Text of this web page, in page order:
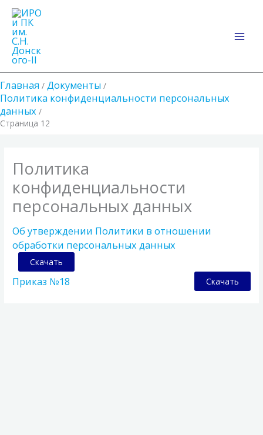
Перейти
содержимому
Главная Документы
Политика конфиденциальности персональных
данных
Страница 12
Политика
конфиденциальности
персональных данных
Об утверждении Политики в отношении
обработки персональных данных
Скачать
Приказ №18 Скачать